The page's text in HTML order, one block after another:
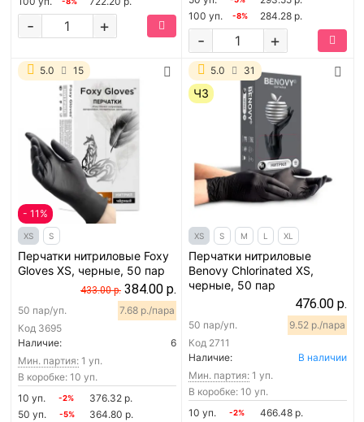
+
-
100 уп.
-8% 284.28 р.
+
-
5.0 15
- 11%
XS S
Перчатки нитриловые Foxy
Gloves XS, черные, 50 пар
433.00 р. 384.00 р.
Код 3695
50 пар/уп. 7.68 р./пара
Наличие:
6
Мин. партия: 1 уп.
В коробке: 10 уп.
10 уп.
-2%
376.32 р.
50 уп.
-5%
364.80 р.
5.0 31
ЧЗ
XS S M L XL
Перчатки нитриловые
Benovy Chlorinated XS,
черные, 50 пар
476.00 р.
Код 2711
50 пар/уп. 9.52 р./пара
Наличие:
В наличии
Мин. партия: 1 уп.
В коробке: 10 уп.
10 уп.
-2%
466.48 р.